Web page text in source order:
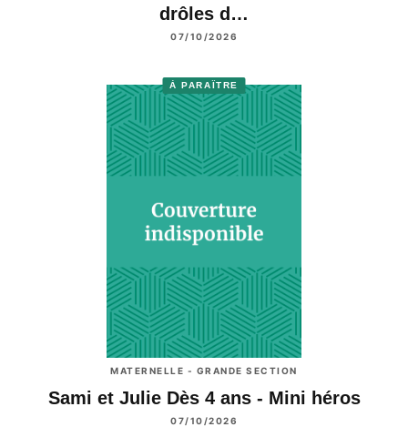
drôles d…
07/10/2026
À PARAÎTRE
MATERNELLE - GRANDE SECTION
Sami et Julie Dès 4 ans - Mini héros
07/10/2026